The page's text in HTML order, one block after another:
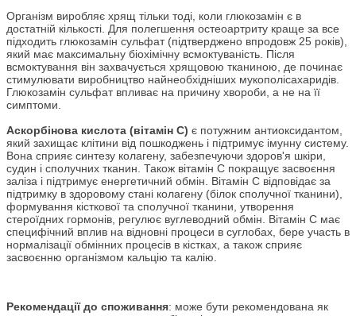
Організм виробляє хрящ тільки тоді, коли глюкозамін є в
достатній кількості. Для полегшення остеоартриту краще за все
підходить глюкозамін сульфат (підтверджено впродовж 25 років),
який має максимальну біохімічну всмоктуваність. Після
всмоктування він захвачується хрящовою тканиною, де починає
стимулювати виробництво найнеобхідніших мукополісахаридів.
Глюкозамін сульфат впливає на причину хвороби, а не на її
симптоми.
Аскорбінова кислота (вітамін C) є потужним антиоксидантом,
який захищає клітини від пошкоджень і підтримує імунну систему.
Вона сприяє синтезу колагену, забезпечуючи здоров'я шкіри,
судин і сполучних тканин. Також вітамін C покращує засвоєння
заліза і підтримує енергетичний обмін. Вітамін С відповідає за
підтримку в здоровому стані колагену (білок сполучної тканини),
формування кісткової та сполучної тканини, утворення
стероїдних гормонів, регулює вуглеводний обмін. Вітамін С має
специфічний вплив на відновні процеси в суглобах, бере участь в
нормалізації обмінних процесів в кістках, а також сприяє
засвоєнню організмом кальцію та калію.
Рекомендації до споживання: може бути рекомендована як